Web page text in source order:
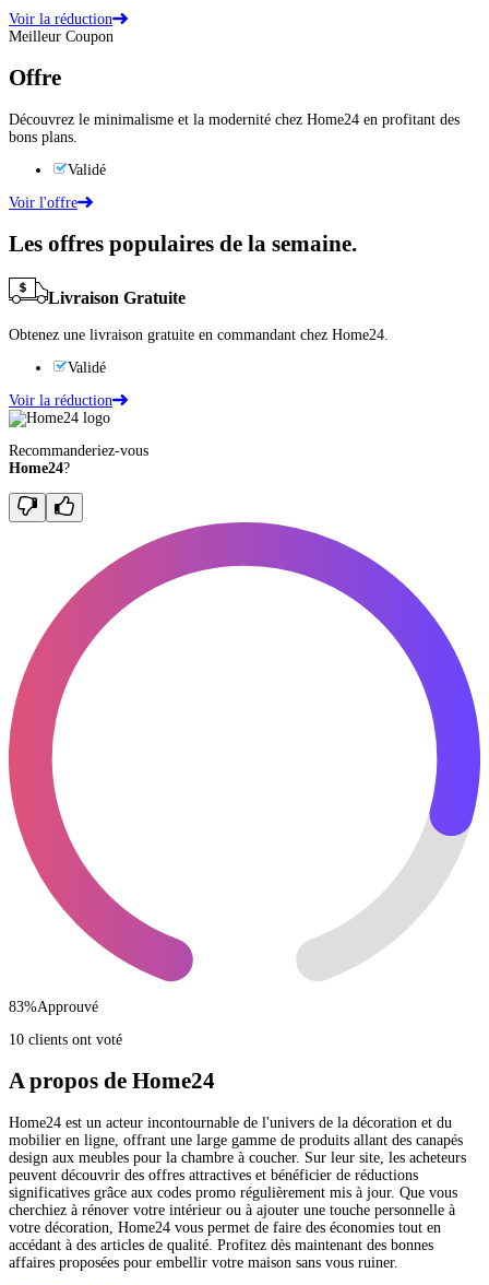
Voir la réduction
Meilleur Coupon
Offre
Découvrez le minimalisme et la modernité chez Home24 en profitant des
bons plans.
Validé
Voir l'offre
Les offres populaires de la semaine.
Livraison Gratuite
Obtenez une livraison gratuite en commandant chez Home24.
Validé
Voir la réduction
Recommanderiez-vous
Home24?
83%Approuvé
10 clients ont voté
A propos de Home24
Home24 est un acteur incontournable de l'univers de la décoration et du
mobilier en ligne, offrant une large gamme de produits allant des canapés
design aux meubles pour la chambre à coucher. Sur leur site, les acheteurs
peuvent découvrir des offres attractives et bénéficier de réductions
significatives grâce aux codes promo régulièrement mis à jour. Que vous
cherchiez à rénover votre intérieur ou à ajouter une touche personnelle à
votre décoration, Home24 vous permet de faire des économies tout en
accédant à des articles de qualité. Profitez dès maintenant des bonnes
affaires proposées pour embellir votre maison sans vous ruiner.